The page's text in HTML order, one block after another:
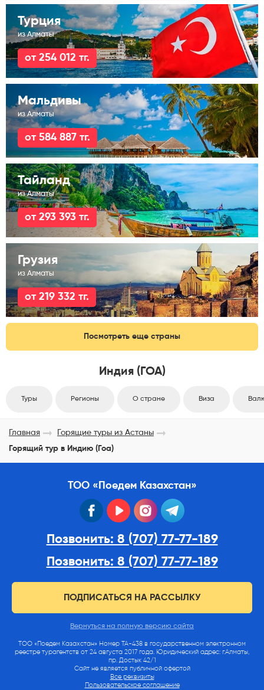
Турция
из Алматы
от 254 012 тг.
Мальдивы
из Алматы
от 584 887 тг.
Тайланд
из Алматы
от 293 393 тг.
Грузия
из Алматы
от 219 332 тг.
Посмотреть еще страны
Индия (ГОА)
Туры Регионы О стране Виза
Главная
Горящие туры из Астаны
Горящий тур в Индию (Гоа)
ТОО «Поедем Казахстан»
facebook youtube instagram
Позвонить: 8 (707) 77-77-189
Позвонить: 8 (707) 77-77-189
ПОДПИСАТЬСЯ НА РАССЫЛКУ
Вернуться на полную версию сайта
ТОО «Поедем Казахстан» Номер ТА-438 в государственном электронном
реестре турагентств от 24 августа 2017 года. Юридический адрес: г.Алматы,
пр. Достык 42/1
Сайт не является публичной офертой
Все реквизиты
Пользовательское соглашение